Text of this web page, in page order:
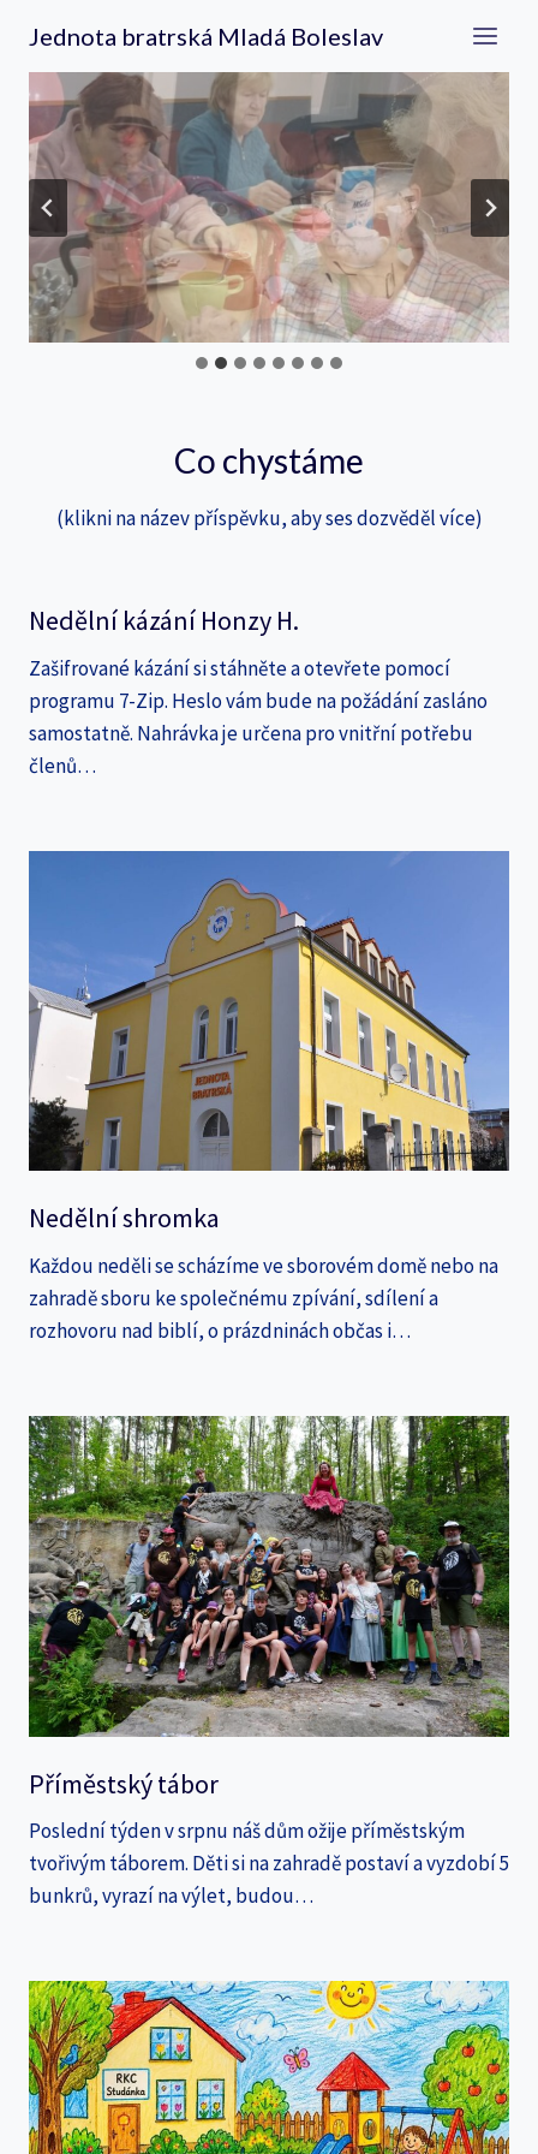
obsah
Jednota bratrská Mladá Boleslav
Co chystáme
(klikni na název příspěvku, aby ses dozvěděl více)
Nedělní kázání Honzy H.
Zašifrované kázání si stáhněte a otevřete pomocí
programu 7-Zip. Heslo vám bude na požádání zasláno
samostatně. Nahrávka je určena pro vnitřní potřebu
členů…
Nedělní shromka
Každou neděli se scházíme ve sborovém domě nebo na
zahradě sboru ke společnému zpívání, sdílení a
rozhovoru nad biblí, o prázdninách občas i…
Příměstský tábor
Poslední týden v srpnu náš dům ožije příměstským
tvořivým táborem. Děti si na zahradě postaví a vyzdobí 5
bunkrů, vyrazí na výlet, budou…